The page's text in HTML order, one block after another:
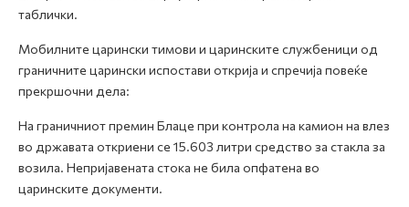
таблички.
Мобилните царински тимови и царинските службеници од
граничните царински испостави открија и спречија повеќе
прекршочни дела:
На граничниот премин Блаце при контрола на камион на влез
во државата откриени се 15.603 литри средство за стакла за
возила. Непријавената стока не била опфатена во
царинските документи.